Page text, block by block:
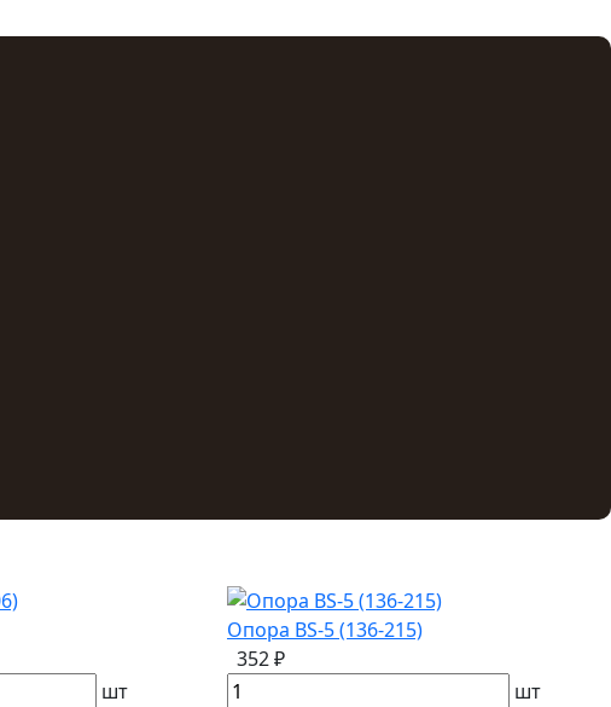
шт
Опора BS-5 (136-215)
352 ₽
шт